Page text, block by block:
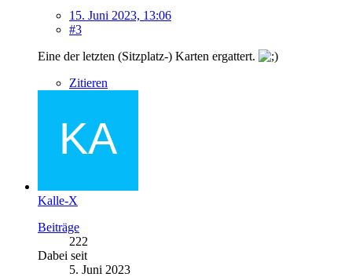
15. Juni 2023, 13:06
#3
Eine der letzten (Sitzplatz-) Karten ergattert.
Zitieren
Kalle-X
Beiträge
222
Dabei seit
5. Juni 2023